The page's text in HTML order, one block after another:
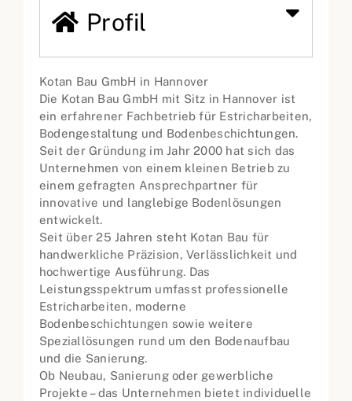
Profil
Kotan Bau GmbH in Hannover
Die Kotan Bau GmbH mit Sitz in Hannover ist
ein erfahrener Fachbetrieb für Estricharbeiten,
Bodengestaltung und Bodenbeschichtungen.
Seit der Gründung im Jahr 2000 hat sich das
Unternehmen von einem kleinen Betrieb zu
einem gefragten Ansprechpartner für
innovative und langlebige Bodenlösungen
entwickelt.
Seit über 25 Jahren steht Kotan Bau für
handwerkliche Präzision, Verlässlichkeit und
hochwertige Ausführung. Das
Leistungsspektrum umfasst professionelle
Estricharbeiten, moderne
Bodenbeschichtungen sowie weitere
Speziallösungen rund um den Bodenaufbau
und die Sanierung.
Ob Neubau, Sanierung oder gewerbliche
Projekte – das Unternehmen bietet individuelle